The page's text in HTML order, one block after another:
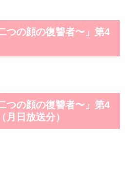
つの顔の復讐者〜」第4
つの顔の復讐者〜」第4
月日放送分）